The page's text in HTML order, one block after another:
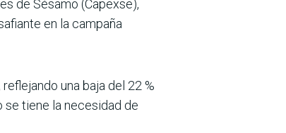
de Sésamo (Capexse),
en la campaña
reflejando una baja del 22 %
se tiene la necesidad de